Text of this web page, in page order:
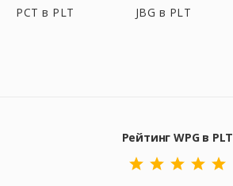
PCT в PLT JBG в PLT
Рейтинг WPG в PLT